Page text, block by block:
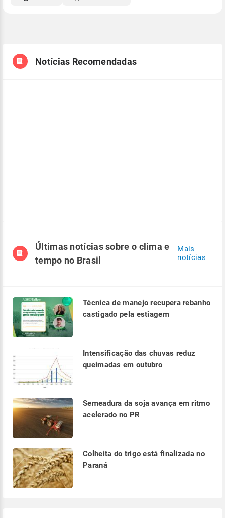
Notícias Recomendadas
Últimas notícias sobre o clima e
tempo no Brasil
Mais
notícias
Técnica de manejo recupera rebanho
castigado pela estiagem
Intensificação das chuvas reduz
queimadas em outubro
Semeadura da soja avança em ritmo
acelerado no PR
Colheita do trigo está finalizada no
Paraná